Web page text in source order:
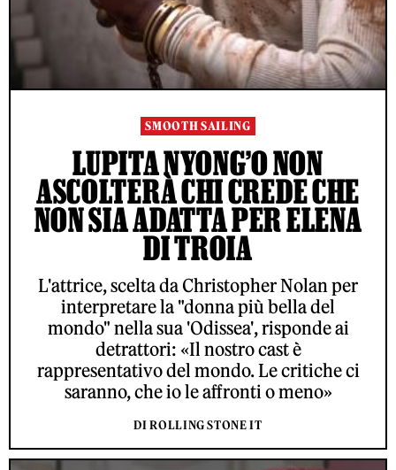
SMOOTH SAILING
LUPITA NYONG’O NON
ASCOLTERÀ CHI CREDE CHE
NON SIA ADATTA PER ELENA
DI TROIA
L'attrice, scelta da Christopher Nolan per
interpretare la "donna più bella del
mondo" nella sua 'Odissea', risponde ai
detrattori: «Il nostro cast è
rappresentativo del mondo. Le critiche ci
saranno, che io le affronti o meno»
DI ROLLING STONE IT